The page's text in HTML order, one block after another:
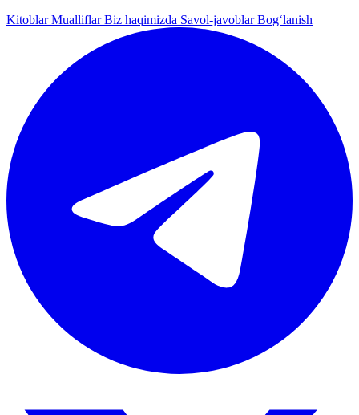
KitoblarMualliflarBiz haqimizda Savol-javoblarBog‘lanish